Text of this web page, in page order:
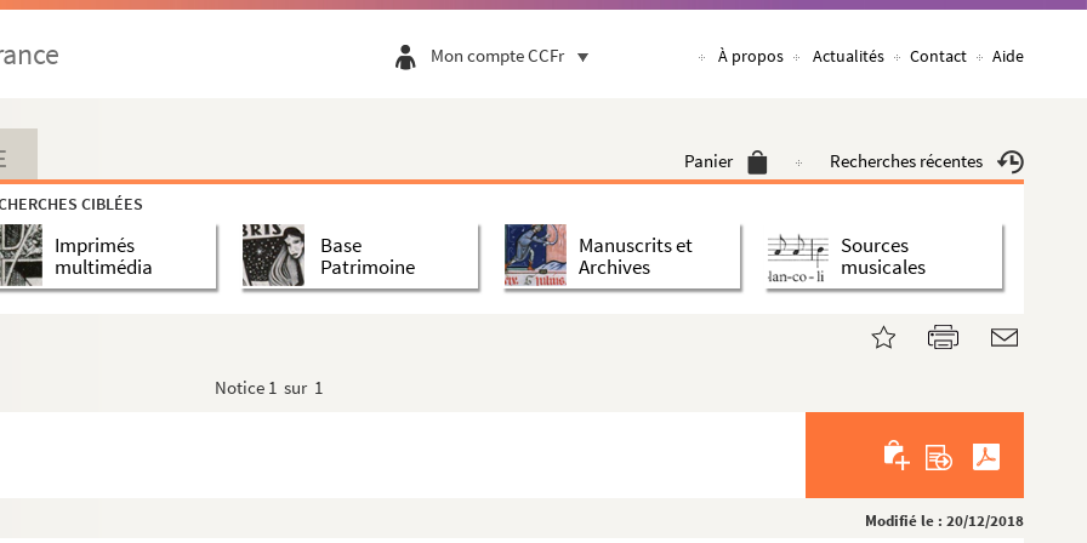
Mon compte CCFr À propos Actualités Contact Aide
Panier Recherches récentes
CIBLÉES
Imprimés
multimédia
Base
Patrimoine
Manuscrits et
Archives
Sources
musicales
Notice 1 sur 1
Modifié le : 20/12/2018
muneribus, consultatio. 1643...
penitioremque sacrorum rituum, cano...
les évangiles des dimanches et fêtes...